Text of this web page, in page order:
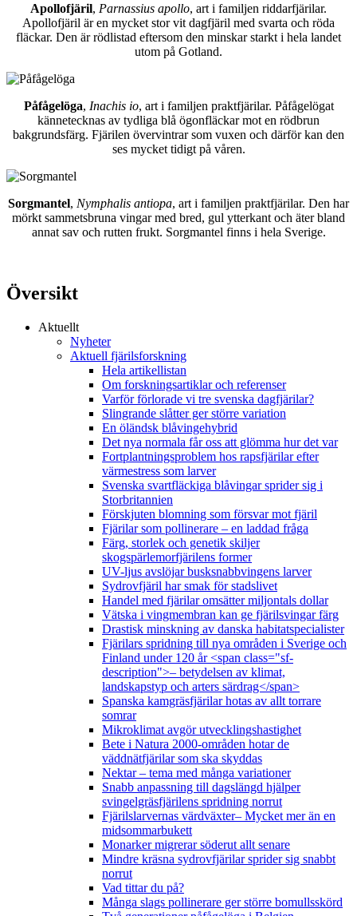
Apollofjäril, Parnassius apollo, art i familjen riddarfjärilar.
Apollofjäril är en mycket stor vit dagfjäril med svarta och röda
fläckar. Den är rödlistad eftersom den minskar starkt i hela landet
utom på Gotland.
Påfågelöga, Inachis io, art i familjen praktfjärilar. Påfågelögat
kännetecknas av tydliga blå ögonfläckar mot en rödbrun
bakgrundsfärg. Fjärilen övervintrar som vuxen och därför kan den
ses mycket tidigt på våren.
Sorgmantel, Nymphalis antiopa, art i familjen praktfjärilar. Den har
mörkt sammetsbruna vingar med bred, gul ytterkant och äter bland
annat sav och rutten frukt. Sorgmantel finns i hela Sverige.
Översikt
Aktuellt
Nyheter
Aktuell fjärilsforskning
Hela artikellistan
Om forskningsartiklar och referenser
Varför förlorade vi tre svenska dagfjärilar?
Slingrande slåtter ger större variation
En öländsk blåvingehybrid
Det nya normala får oss att glömma hur det var
Fortplantningsproblem hos rapsfjärilar efter
värmestress som larver
Svenska svartfläckiga blåvingar sprider sig i
Storbritannien
Förskjuten blomning som försvar mot fjäril
Fjärilar som pollinerare – en laddad fråga
Färg, storlek och genetik skiljer
skogspärlemorfjärilens former
UV-ljus avslöjar busksnabbvingens larver
Sydrovfjäril har smak för stadslivet
Handel med fjärilar omsätter miljontals dollar
Vätska i vingmembran kan ge fjärilsvingar färg
Drastisk minskning av danska habitatspecialister
Fjärilars spridning till nya områden i Sverige och
Finland under 120 år <span class="sf-
description">– betydelsen av klimat,
landskapstyp och arters särdrag</span>
Spanska kamgräsfjärilar hotas av allt torrare
somrar
Mikroklimat avgör utvecklingshastighet
Bete i Natura 2000-områden hotar de
väddnätfjärilar som ska skyddas
Nektar – tema med många variationer
Snabb anpassning till dagslängd hjälper
svingelgräsfjärilens spridning norrut
Fjärilslarvernas värdväxter– Mycket mer än en
midsommarbukett
Monarker migrerar söderut allt senare
Mindre kräsna sydrovfjärilar sprider sig snabbt
norrut
Vad tittar du på?
Många slags pollinerare ger större bomullsskörd